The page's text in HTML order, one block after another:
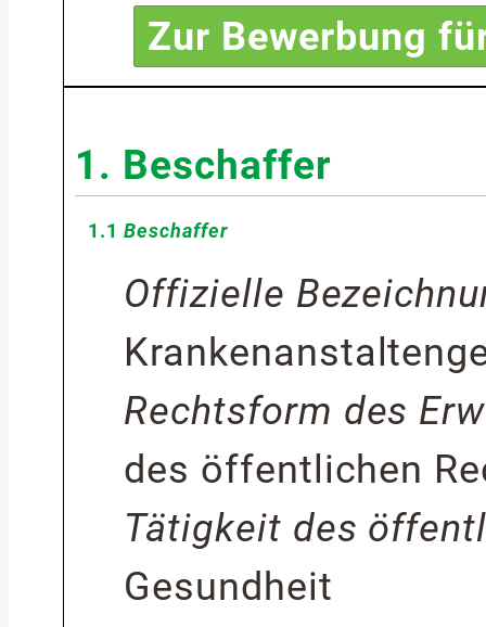
Zur Bewerbung
1. Beschaffer
1.1 Beschaffer
Offizielle
Rechtsform des
des öffentlichen
Tätigkeit des
Gesundheit